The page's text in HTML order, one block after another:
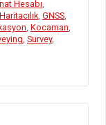
Hesabı,
, GNSS,
, Kocaman,
, Survey,